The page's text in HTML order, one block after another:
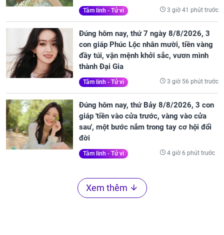
Tâm linh - Tử vi 3 giờ 41 phút trước
Đúng hôm nay, thứ 7 ngày 8/8/2026, 3
con giáp Phúc Lộc nhân mười, tiền vàng
đầy túi, vận mệnh khởi sắc, vươn mình
thành Đại Gia
Tâm linh - Tử vi 3 giờ 56 phút trước
Đúng hôm nay, thứ Bảy 8/8/2026, 3 con
giáp 'tiền vào cửa trước, vàng vào cửa
sau', một bước nắm trong tay cơ hội đổi
đời
Tâm linh - Tử vi 4 giờ 6 phút trước
Xem thêm